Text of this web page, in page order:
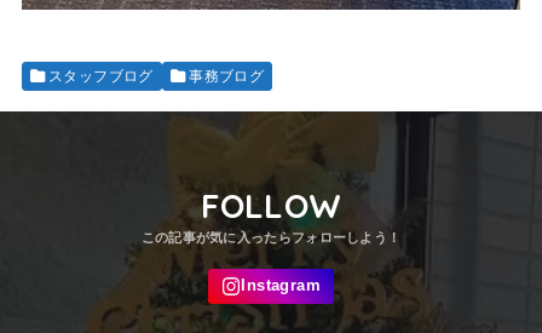
スタッフブログ 事務ブログ
FOLLOW